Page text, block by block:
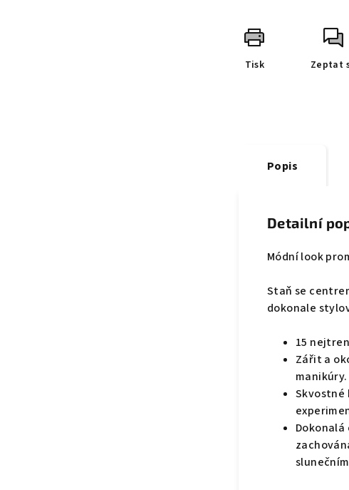
Tisk Zeptat
Popis
Detailní
Módní look
Staň se
dokonale
15
Zářit a
manikúry.
Skvostné